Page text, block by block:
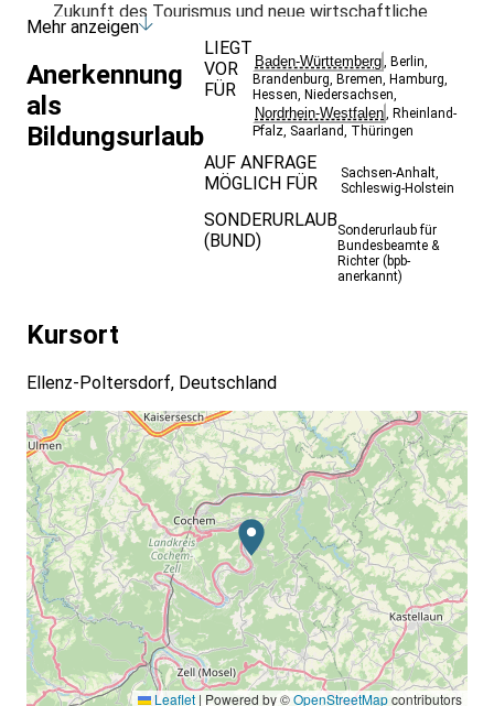
Zukunft des Tourismus und neue wirtschaftliche
Impulse in der Region
Teilnahmevoraussetzung:
Für die Exkursionen und teils recht anstrengenden
Wanderungen sind Schwindelfreiheit, Trittsicherheit
und eine gute körperliche Konstitution ebenso
Voraussetzung wie festes Schuhwerk
Mehr anzeigen
Anerkennung
als
Bildungsurlaub
LIEGT
VOR
FÜR
Baden-Württemberg, Berlin,
Brandenburg, Bremen, Hamburg,
Hessen, Niedersachsen,
Nordrhein-Westfalen, Rheinland-
Pfalz, Saarland, Thüringen
AUF ANFRAGE
MÖGLICH FÜR
Sachsen-Anhalt,
Schleswig-Holstein
SONDERURLAUB
(BUND)
Sonderurlaub für
Bundesbeamte &
Richter (bpb-
anerkannt)
Kursort
Ellenz-Poltersdorf, Deutschland
Leaflet | Powered by ©OpenStreetMapcontributors